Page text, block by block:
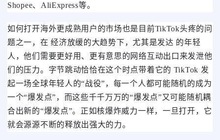
Shopee、AliExpress等。
如何打开海外更成熟用户的市场也是目前TikTok头疼的问
题之一， 在 经济放缓的大趋势下，尤其是发达 的年轻
人，他们需要更好用、更有意思的网络互动出口来发泄他
们的压力。字节跳动恰恰在这个时点带着它的 TikTok 发
起一场全球年轻人的“战役”，每一个人都可能随机的成为
一个“爆发点”，而这些千千万万的“爆发点”又可能随机耦
合出新的“爆发点”。正如核爆炸威力一样，一旦打开，它
就会源源不断的释放出强大的力。